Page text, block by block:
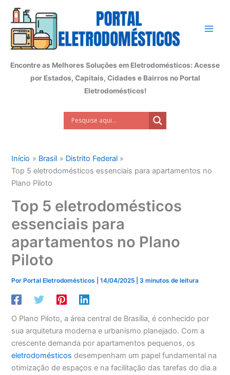
conteúdo
Encontre as Melhores Soluções em Eletrodomésticos: Acesse
por Estados, Capitais, Cidades e Bairros no Portal
Eletrodomésticos!
Início Brasil
Distrito Federal
Top 5 eletrodomésticos essenciais para apartamentos no
Plano Piloto
Top 5 eletrodomésticos
essenciais para
apartamentos no Plano
Piloto
PorPortal Eletrodomésticos |14/04/2025 |3 minutos de leitura
O Plano Piloto, a área central de Brasília, é conhecido por
sua arquitetura moderna e urbanismo planejado. Com a
crescente demanda por apartamentos pequenos, os
eletrodomésticos desempenham um papel fundamental na
otimização de espaços e na facilitação das tarefas do dia a